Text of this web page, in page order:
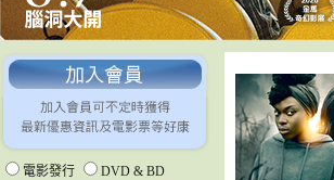
電影發行 DVD & BD